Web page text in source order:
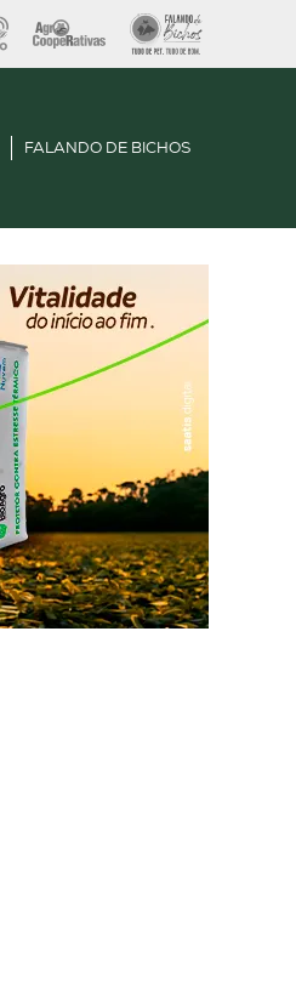
FALANDO DE BICHOS